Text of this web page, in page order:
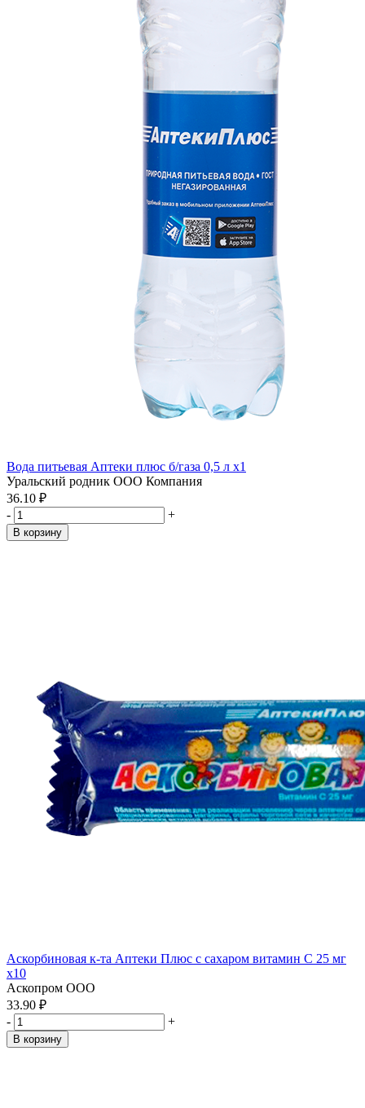
Вода питьевая Аптеки плюс б/газа 0,5 л x1
Уральский родник ООО Компания
36.10 ₽
-
+
В корзину
Аскорбиновая к-та Аптеки Плюс с сахаром витамин С 25 мг
x10
Аскопром ООО
33.90 ₽
-
+
В корзину